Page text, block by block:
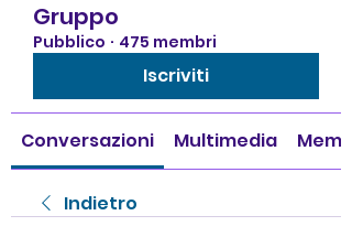
Gruppo
Pubblico · 475 membri
Iscriviti
Conversazioni Multimedia
Indietro